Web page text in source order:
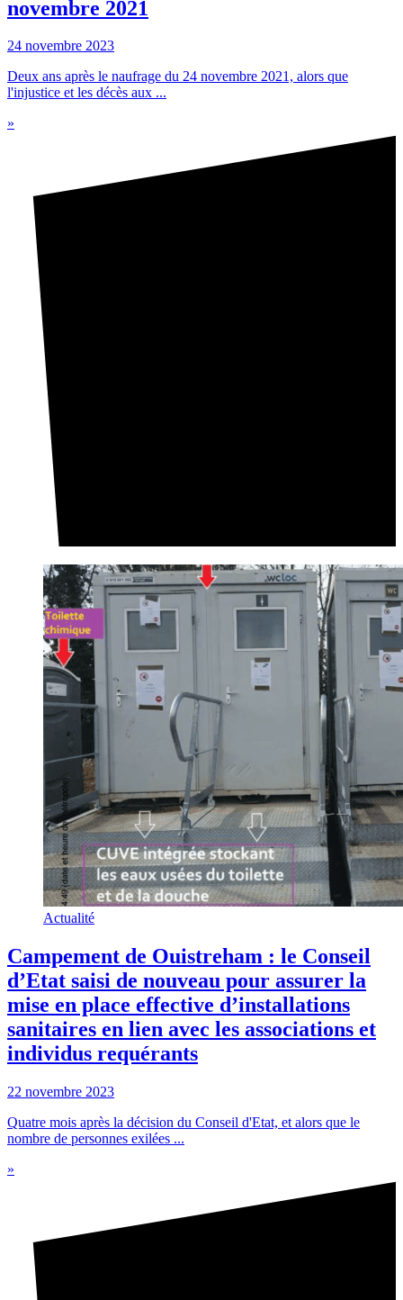
novembre 2021
24 novembre 2023
Deux ans après le naufrage du 24 novembre 2021, alors que
l'injustice et les décès aux ...
»
Actualité
Campement de Ouistreham : le Conseil
d’Etat saisi de nouveau pour assurer la
mise en place effective d’installations
sanitaires en lien avec les associations et
individus requérants
22 novembre 2023
Quatre mois après la décision du Conseil d'Etat, et alors que le
nombre de personnes exilées ...
»